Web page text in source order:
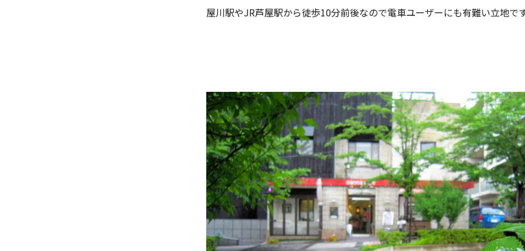
屋川駅やJR芦屋駅から徒歩10分前後なので電車ユーザーにも有難い立地で